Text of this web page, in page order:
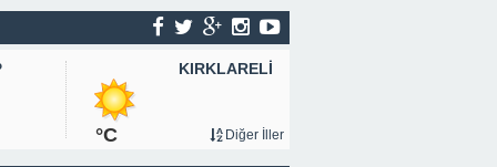
KIRKLARELİ
°C Diğer İller